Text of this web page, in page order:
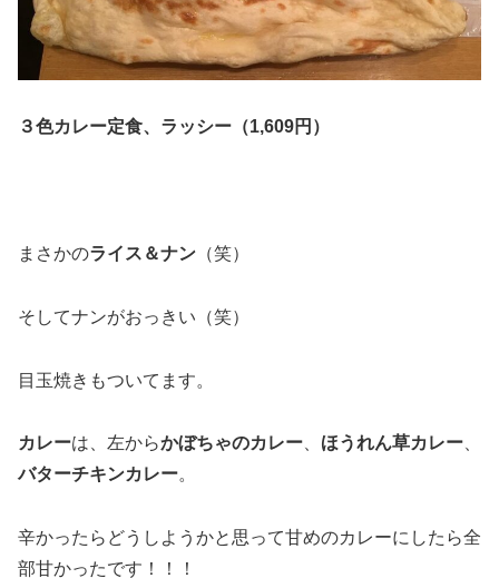
３色カレー定食、ラッシー（1,609円）
まさかのライス＆ナン （笑）
そしてナンがおっきい（笑）
目玉焼きもついてます。
カレーは、左からかぼちゃのカレー ほうれん草カレー
バターチキンカレー。
辛かったらどうしようかと思って甘めのカレーにしたら全
部甘かったです！！！